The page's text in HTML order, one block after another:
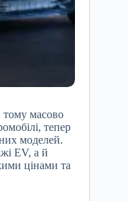
тому масово
тепер
моделей.
EV, а й
цінами та